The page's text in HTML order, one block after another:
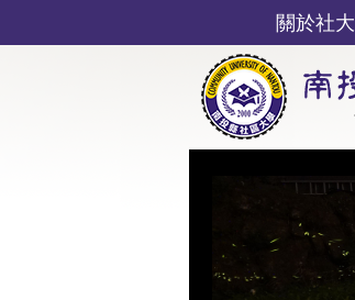
關於社大